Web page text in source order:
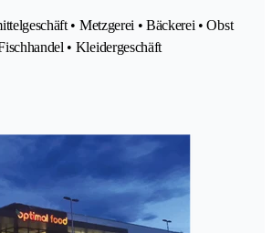
• Metzgerei • Bäckerei • Obst
• Kleidergeschäft